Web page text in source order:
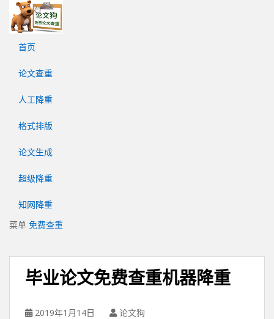
首页
论文查重
人工降重
格式排版
论文生成
超级降重
知网降重
菜单 免费查重
毕业论文免费查重机器降重
2019年1月14日 论文狗